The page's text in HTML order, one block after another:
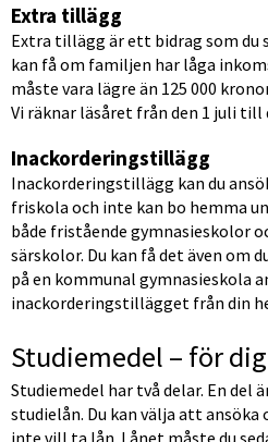
Extra tillägg
Extra tillägg är ett bidrag som du
kan få om familjen har låga
måste vara lägre än 125 000
Vi räknar läsåret från den 1 juli till
Inackorderingstillägg
Inackorderingstillägg kan du
friskola och inte kan bo hemma
både fristående gymnasie­skolor
särskolor. Du kan få det även om
på en kommunal gymnasie­skola
inackorderings­tillägget från din
Studiemedel – för
Studiemedel har två delar. En del
studielån. Du kan välja att
inte vill ta lån. Lånet måste du